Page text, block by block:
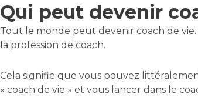
Qui peut devenir
Tout le monde peut devenir coach de
la profession de coach.
Cela signifie que vous pouvez
« coach de vie » et vous lancer dans le